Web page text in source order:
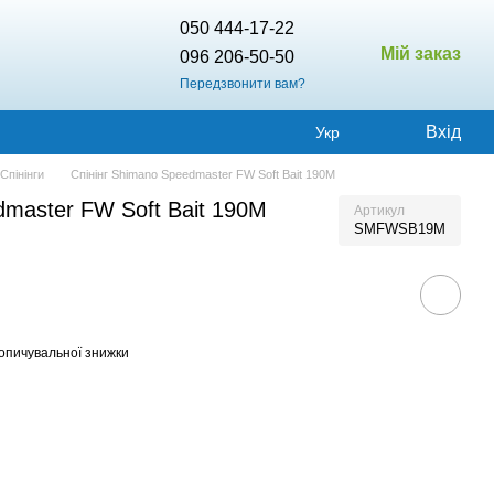
050 444-17-22
096 206-50-50
Передзвонити вам?
Мій заказ
Укр Вхід
Спінінги Спінінг Shimano Speedmaster FW Soft Bait 190M
FW Soft Bait 190M Артикул
SMFWSB19M
знижки